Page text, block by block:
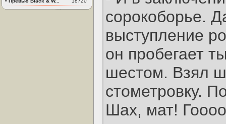
сорокоборье.
выступление
он пробегает
шестом. Взял
стометровку.
Шах, мат!